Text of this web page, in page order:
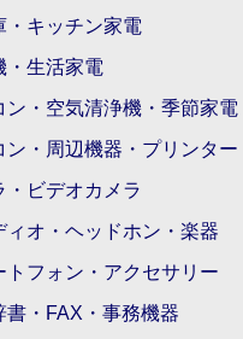
・キッチン家電
・生活家電
ン・空気清浄機・季節家電
ン・周辺機器・プリンター
・ビデオカメラ
ィオ・ヘッドホン・楽器
トフォン・アクセサリー
書・FAX・事務機器